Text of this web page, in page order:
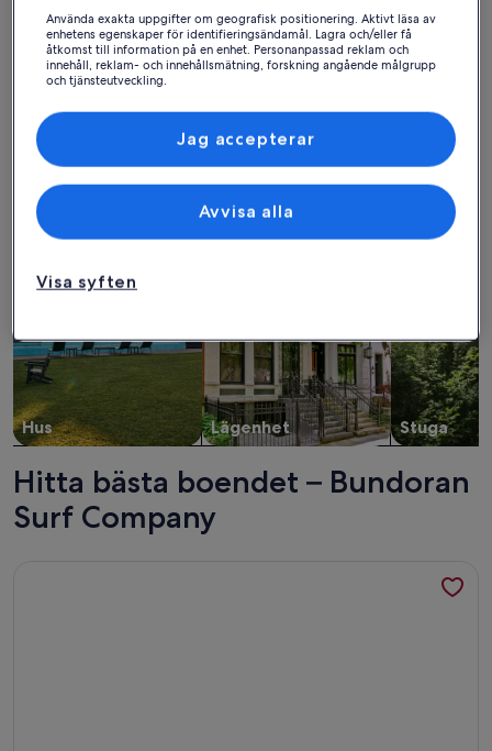
såsom parkering och en tv. Du kommer nog kunna hitta ett boende
med allt som behövs, inklusive tillgänglighetsanpassade eller rökfria
alternativ.
Hitta boenden i din stil
Hus
Sök bland hus
Lägenhet
Sök bland lägenheter
Stuga
sök efter
Hitta bästa boendet – Bundoran
Surf Company
Mer information om Den perfekta semestern hemma på
Använda exakta uppgifter om geografisk positionering. Aktivt läsa av
enhetens egenskaper för identifieringsändamål. Lagra och/eller få
åtkomst till information på en enhet. Personanpassad reklam och
innehåll, reklam- och innehållsmätning, forskning angående målgrupp
och tjänsteutveckling.
Visa syften
Avvisa alla
Jag accepterar